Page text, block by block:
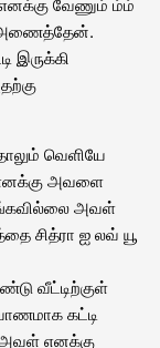
அணைத்தேன்.
இருக்கி
வெளியே
எனக்கு அவளை
அவள்
சித்ரா ஐ லவ் யூ
வீட்டிற்குள்
கட்டி
அவள் எனக்கு